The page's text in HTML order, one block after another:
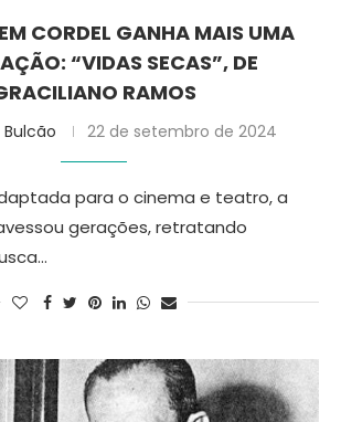
CORDEL GANHA MAIS UMA
“VIDAS SECAS”, DE
RAMOS
22 de setembro de 2024
para o cinema e teatro, a
gerações, retratando